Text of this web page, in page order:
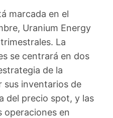
marcada en el
Uranium Energy
La
se centrará en dos
de la
sus inventarios de
del precio spot, y las
operaciones en